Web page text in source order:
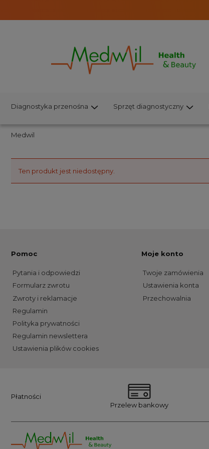
Diagnostyka przenośna Sprzęt diagnostyczny
Medwil
Ten produkt jest niedostępny.
Pomoc
Pytania i odpowiedzi
Formularz zwrotu
Zwroty i reklamacje
Regulamin
Polityka prywatności
Regulamin newslettera
Ustawienia plików cookies
Moje konto
Twoje zamówienia
Ustawienia konta
Przechowalnia
Płatności
Przelew bankowy